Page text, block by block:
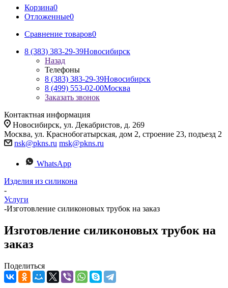
Корзина0
Отложенные0
Сравнение товаров0
8 (383) 383-29-39Новосибирск
Назад
Телефоны
8 (383) 383-29-39Новосибирск
8 (499) 553-02-00Москва
Заказать звонок
Контактная информация
Новосибирск, ул. Декабристов, д. 269
Москва, ул. Краснобогатырская, дом 2, строение 23, подъезд 2
nsk@pkns.ru msk@pkns.ru
WhatsApp
Изделия из силикона
-
Услуги
-Изготовление силиконовых трубок на заказ
Изготовление силиконовых трубок на
заказ
Поделиться